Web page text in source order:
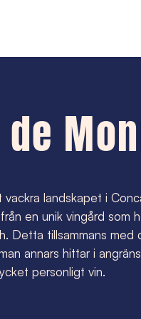
landskapet i
en unik vingård som
Detta tillsammans med
annars hittar i
personligt vin.